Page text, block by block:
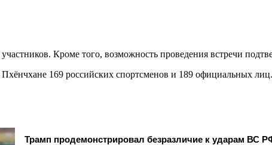
Кроме того, возможность проведения встречи
169 российских спортсменов и 189 официальных лиц.
Трамп продемонстрировал безразличие к ударам ВС